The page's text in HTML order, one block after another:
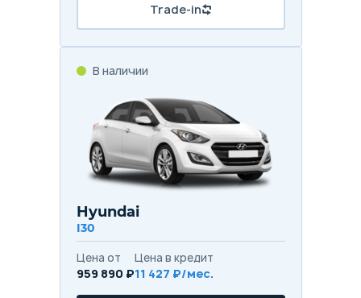
Trade-in
В наличии
Hyundai
I30
Цена от
959 890 ₽
Цена в кредит
11 427 ₽/мес.